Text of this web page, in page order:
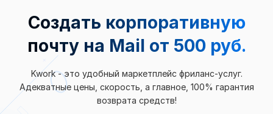
Создать корпоративную
почту на Mail от 500 руб.
Kwork - это удобный маркетплейс фриланс-услуг.
Адекватные цены, скорость, а главное, 100% гарантия
возврата средств!